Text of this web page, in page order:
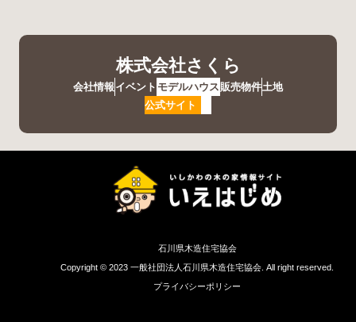
株式会社さくら
会社情報 イベント モデルハウス 販売物件土地
公式サイト
石川県木造住宅協会
Copyright © 2023 一般社団法人石川県木造住宅協会. All right reserved.
プライバシーポリシー